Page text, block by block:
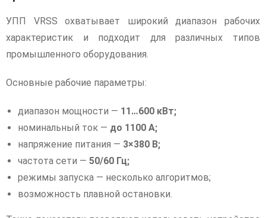
УПП VRSS охватывает широкий диапазон рабочих
характеристик и подходит для различных типов
промышленного оборудования.
Основные рабочие параметры:
диапазон мощности — 11…600 кВт;
номинальный ток — до 1100 А;
напряжение питания — 3×380 В;
частота сети — 50/60 Гц;
режимы запуска — несколько алгоритмов;
возможность плавной остановки.